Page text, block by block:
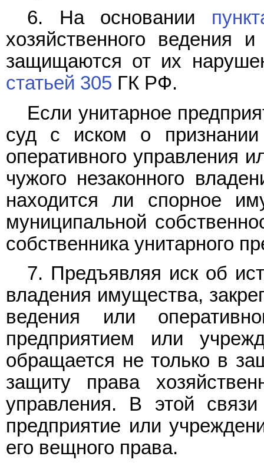
6. На основании
хозяйственного ведения
защищаются от их
статьей 305 ГК РФ.
Если унитарное
суд с иском о признании
оперативного управления
чужого незаконного
находится ли спорное
муниципальной
собственника унитарного
7. Предъявляя иск об
владения имущества,
ведения или
предприятием или
обращается не только в
защиту права
управления. В этой
предприятие или
его вещного права.